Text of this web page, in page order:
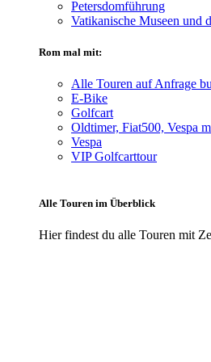
Petersdomführung
Vatikanische Museen und
Rom mal mit:
Alle Touren auf Anfrage
E-Bike
Golfcart
Oldtimer, Fiat500, Vespa
Vespa
VIP Golfcarttour
Alle Touren im Überblick
Hier findest du alle Touren mit